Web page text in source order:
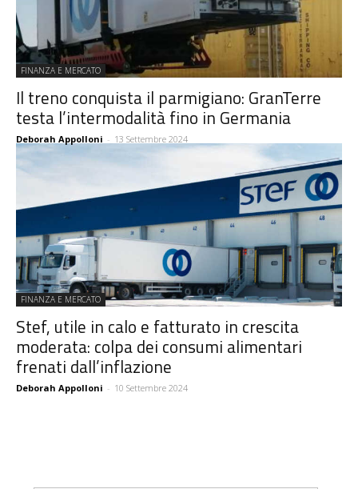
FINANZA E MERCATO
Il treno conquista il parmigiano: GranTerre
testa l’intermodalità fino in Germania
Deborah Appolloni - 13 Settembre 2024
FINANZA E MERCATO
Stef, utile in calo e fatturato in crescita
moderata: colpa dei consumi alimentari
frenati dall’inflazione
Deborah Appolloni - 10 Settembre 2024